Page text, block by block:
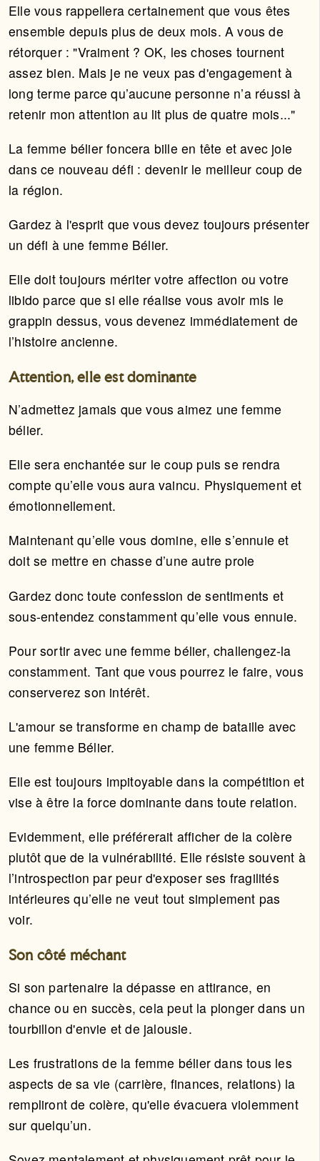
Elle vous rappellera certainement que vous êtes
ensemble depuis plus de deux mois. A vous de
rétorquer : "Vraiment ? OK, les choses tournent
assez bien. Mais je ne veux pas d'engagement à
long terme parce qu’aucune personne n’a réussi à
retenir mon attention au lit plus de quatre mois..."
La femme bélier foncera bille en tête et avec joie
dans ce nouveau défi : devenir le meilleur coup de
la région.
Gardez à l'esprit que vous devez toujours présenter
un défi à une femme Bélier.
Elle doit toujours mériter votre affection ou votre
libido parce que si elle réalise vous avoir mis le
grappin dessus, vous devenez immédiatement de
l’histoire ancienne.
Attention, elle est dominante
N’admettez jamais que vous aimez une femme
bélier.
Elle sera enchantée sur le coup puis se rendra
compte qu’elle vous aura vaincu. Physiquement et
émotionnellement.
Maintenant qu’elle vous domine, elle s’ennuie et
doit se mettre en chasse d’une autre proie
Gardez donc toute confession de sentiments et
sous-entendez constamment qu’elle vous ennuie.
Pour sortir avec une femme bélier, challengez-la
constamment. Tant que vous pourrez le faire, vous
conserverez son intérêt.
L'amour se transforme en champ de bataille avec
une femme Bélier.
Elle est toujours impitoyable dans la compétition et
vise à être la force dominante dans toute relation.
Evidemment, elle préférerait afficher de la colère
plutôt que de la vulnérabilité. Elle résiste souvent à
l’introspection par peur d'exposer ses fragilités
intérieures qu’elle ne veut tout simplement pas
voir.
Son côté méchant
Si son partenaire la dépasse en attirance, en
chance ou en succès, cela peut la plonger dans un
tourbillon d'envie et de jalousie.
Les frustrations de la femme bélier dans tous les
aspects de sa vie (carrière, finances, relations) la
rempliront de colère, qu'elle évacuera violemment
sur quelqu’un.